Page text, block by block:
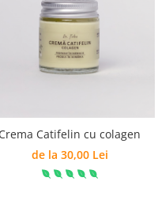
Crema Catifelin cu colagen
de la 30,00 Lei